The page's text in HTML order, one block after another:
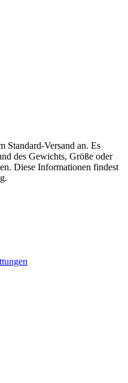
Standard-Versand an. Es
des Gewichts, Größe oder
Diese Informationen findest